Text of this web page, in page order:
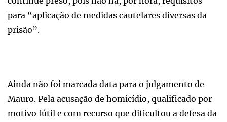
para “aplicação de medidas cautelares diversas da
prisão”.
Ainda não foi marcada data para o julgamento de
Mauro. Pela acusação de homicídio, qualificado por
motivo fútil e com recurso que dificultou a defesa da